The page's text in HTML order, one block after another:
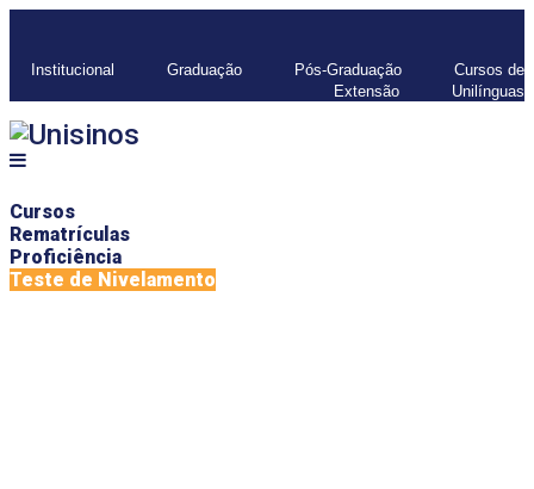
Institucional Graduação Pós-Graduação
Cursos de
Extensão
Unilínguas
Cursos
Rematrículas
Proficiência
Teste de Nivelamento